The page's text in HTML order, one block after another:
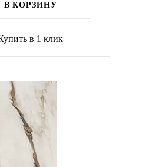
В КОРЗИНУ
в 1 клик